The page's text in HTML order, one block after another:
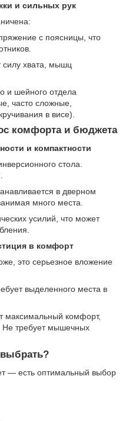
и сильных рук
с поясницы, что
силу хвата, мышц
и шейного отдела
часто сложные,
в висе).
комфорта и бюджета
и компактности
стола.
в дверном
много места.
усилий, что может
в комфорт
это серьезное вложение
выделенного места в
максимальный комфорт,
Не требует мышечных
— есть оптимальный выбор